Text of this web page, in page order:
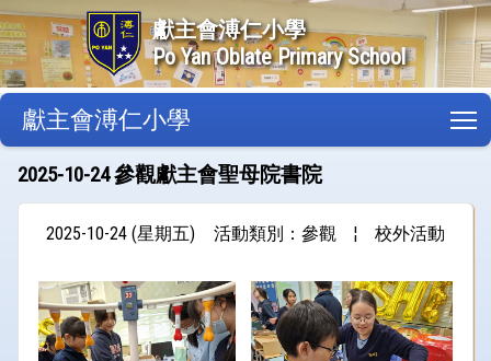
獻主會溥仁小學
Po Yan Oblate Primary School
獻主會溥仁小學
2025-10-24 參觀獻主會聖母院書院
2025-10-24 (星期五) 活動類別：參觀 ¦ 校外活動